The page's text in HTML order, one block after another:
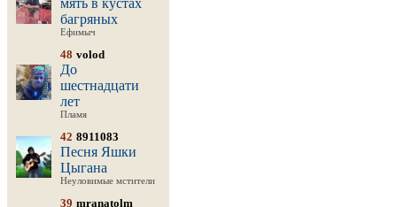
мять в кустах
багряных
Ефимыч
48 volod
До
шестнадцати
лет
Пламя
42 8911083
Песня Яшки
Цыгана
Неуловимые мстители
39 mranatolm